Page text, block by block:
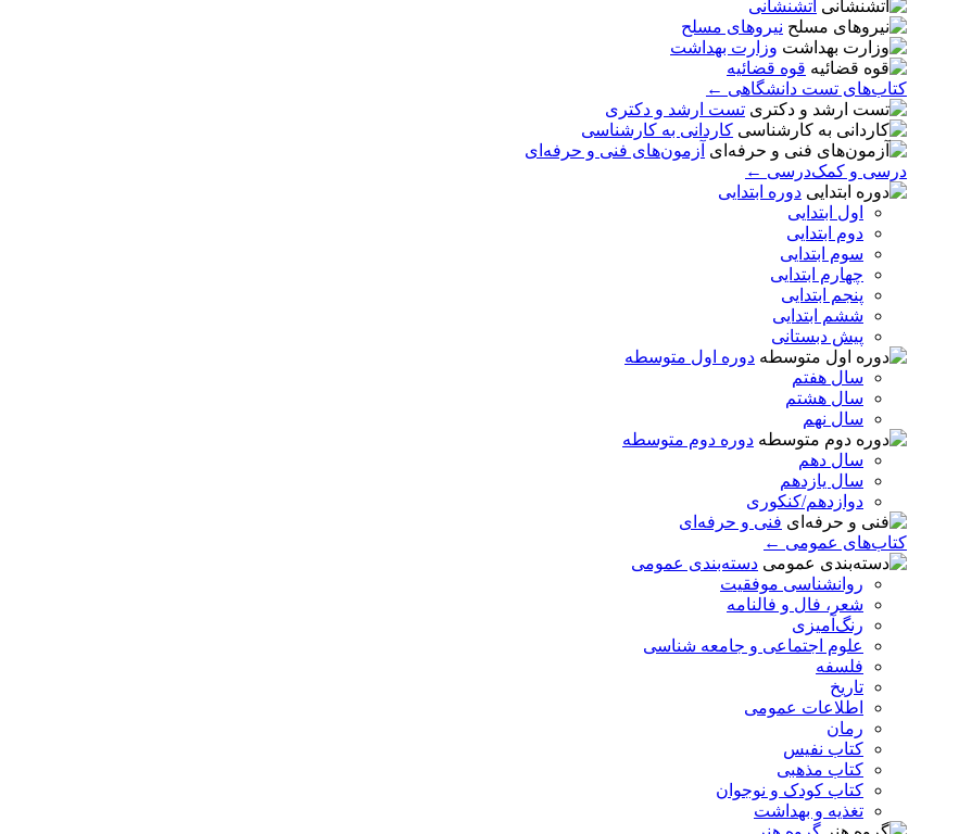
آتشنشانی
نیروهای مسلح
وزارت بهداشت
قوه قضائیه
کتاب‌های تست دانشگاهی ←
تست ارشد و دکتری
کاردانی به کارشناسی
آزمون‌های فنی و حرفه‌ای
درسی و کمک‌درسی ←
دوره ابتدایی
اول ابتدایی
دوم ابتدایی
سوم ابتدایی
چهارم ابتدایی
پنجم ابتدایی
ششم ابتدایی
پیش دبستانی
دوره اول متوسطه
سال هفتم
سال هشتم
سال نهم
دوره دوم متوسطه
سال دهم
سال یازدهم
دوازدهم/کنکوری
فنی و حرفه‌ای
کتاب‌های عمومی ←
دسته‌بندی عمومی
روانشناسی موفقیت
شعر، فال و فالنامه
رنگ‌آمیزی
علوم اجتماعی و جامعه شناسی
فلسفه
تاریخ
اطلاعات عمومی
رمان
کتاب نفیس
کتاب مذهبی
کتاب کودک و نوجوان
تغذیه و بهداشت